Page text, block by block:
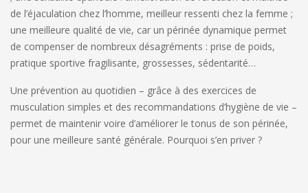
de l’éjaculation chez l’homme, meilleur ressenti chez la femme ;
une meilleure qualité de vie, car un périnée dynamique permet
de compenser de nombreux désagréments : prise de poids,
pratique sportive fragilisante, grossesses, sédentarité…
Une prévention au quotidien – grâce à des exercices de
musculation simples et des recommandations d’hygiène de vie –
permet de maintenir voire d’améliorer le tonus de son périnée,
pour une meilleure santé générale. Pourquoi s’en priver ?